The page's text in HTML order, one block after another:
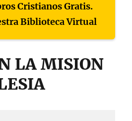
Cristianos Gratis.
Biblioteca Virtual
LA MISION